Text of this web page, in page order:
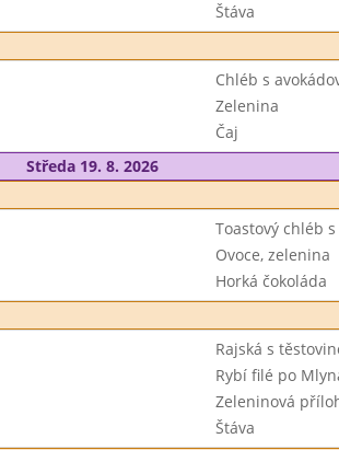
Štáva
Chléb s
Zelenina
Čaj
Středa 19. 8. 2026
Toastový chléb
Ovoce, zelenina
Horká čokoláda
Rajská s
Rybí filé po
Zeleninová
Štáva